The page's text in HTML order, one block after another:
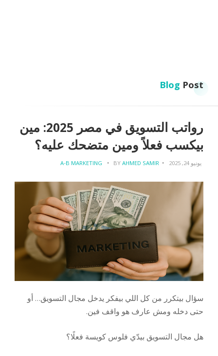
Blog Post
رواتب التسويق في مصر 2025: مين
بيكسب فعلاً ومين متضحك عليه؟
يونيو 24, 2025 A-B MARKETING BYAHMED SAMIR
سؤال بيتكرر من كل اللي بيفكر يدخل مجال التسويق… أو
حتى دخله ومش عارف هو واقف فين.
هل مجال التسويق بيدّي فلوس كويسة فعلًا؟